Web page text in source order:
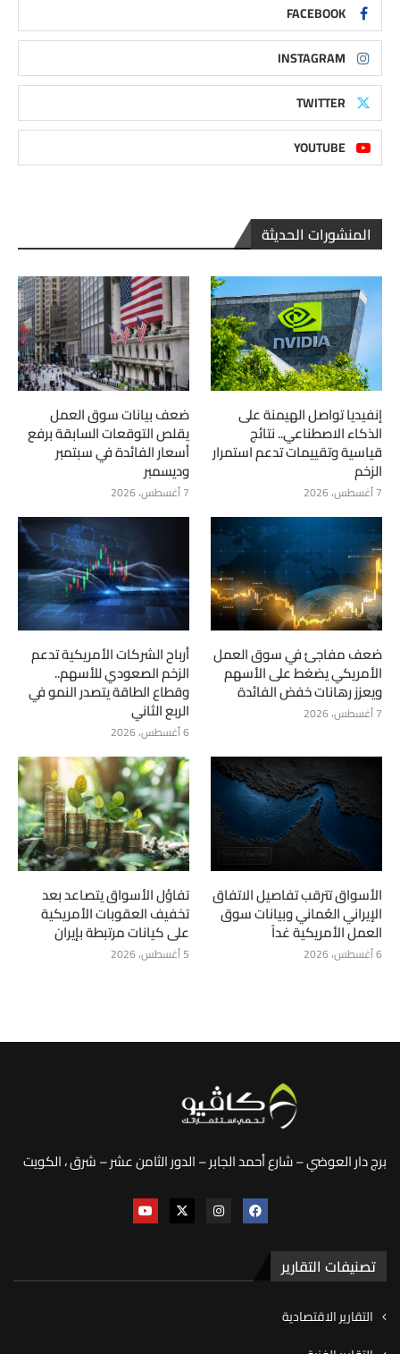
FACEBOOK
INSTAGRAM
TWITTER
YOUTUBE
المنشورات الحديثة
إنفيديا تواصل الهيمنة على
الذكاء الاصطناعي.. نتائج
قياسية وتقييمات تدعم استمرار
الزخم
7 أغسطس، 2026
ضعف بيانات سوق العمل
يقلص التوقعات السابقة برفع
أسعار الفائدة في سبتمبر
وديسمبر
7 أغسطس، 2026
ضعف مفاجئ في سوق العمل
الأمريكي يضغط على الأسهم
ويعزز رهانات خفض الفائدة
7 أغسطس، 2026
أرباح الشركات الأمريكية تدعم
الزخم الصعودي للأسهم..
وقطاع الطاقة يتصدر النمو في
الربع الثاني
6 أغسطس، 2026
الأسواق تترقب تفاصيل الاتفاق
الإيراني العُماني وبيانات سوق
العمل الأمريكية غداً
6 أغسطس، 2026
تفاؤل الأسواق يتصاعد بعد
تخفيف العقوبات الأمريكية
على كيانات مرتبطة بإيران
5 أغسطس، 2026
برج دار العوضي – شارع أحمد الجابر – الدور الثامن عشر – شرق ، الكويت
تصنيفات التقارير
التقارير الاقتصادية